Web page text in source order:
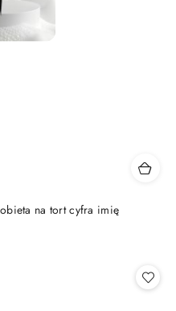
na tort cyfra imię